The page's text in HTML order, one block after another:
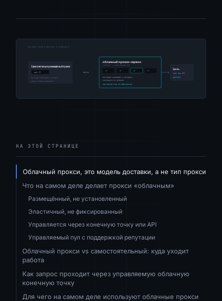
НА ЭТОЙ СТРАНИЦЕ
Облачный прокси, это модель доставки, а не тип прокси
Что на самом деле делает прокси «облачным»
Размещённый, не установленный
Эластичный, не фиксированный
Управляется через конечную точку или API
Управляемый пул с поддержкой репутации
Облачный прокси vs самостоятельный: куда уходит
работа
Как запрос проходит через управляемую облачную
конечную точку
Для чего на самом деле используют облачные прокси